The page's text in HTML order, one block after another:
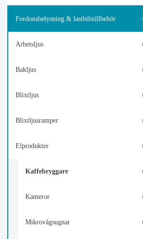
Fordonsbelysning & lastbilstillbehör
Arbetsljus
Bakljus
Blixtljus
Blixtljusramper
Elprodukter
Kaffebryggare
Kameror
Mikrovågsugnar